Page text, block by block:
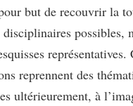
but de recouvrir la
disciplinaires possibles,
représentatives.
reprennent des
ultérieurement, à